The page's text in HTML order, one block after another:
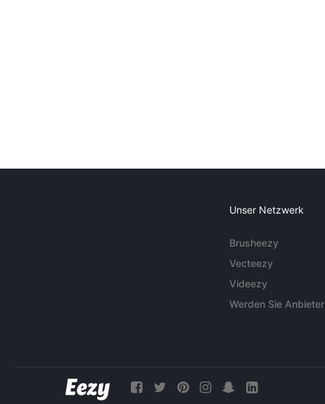
Unser Netzwerk
Brusheezy
Vecteezy
Videezy
Werden Sie Anbieter